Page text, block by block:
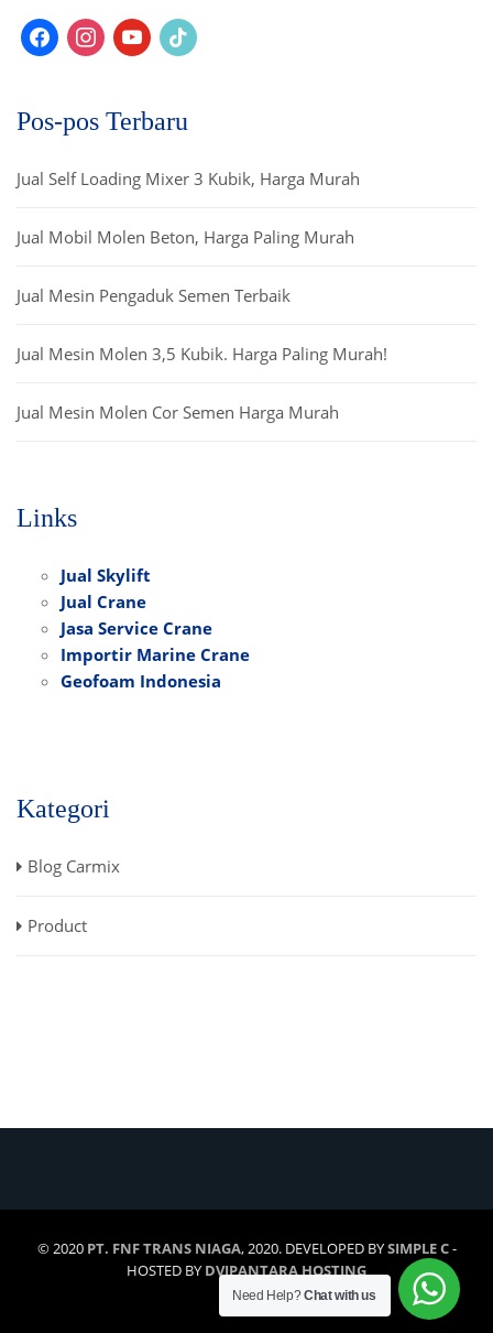
Pos-pos Terbaru
Jual Self Loading Mixer 3 Kubik, Harga Murah
Jual Mobil Molen Beton, Harga Paling Murah
Jual Mesin Pengaduk Semen Terbaik
Jual Mesin Molen 3,5 Kubik. Harga Paling Murah!
Jual Mesin Molen Cor Semen Harga Murah
Links
Jual Skylift
Jual Crane
Jasa Service Crane
Importir Marine Crane
Geofoam Indonesia
Kategori
Blog Carmix
Product
© 2020 PT. FNF TRANS NIAGA, 2020. DEVELOPED BYSIMPLE C-
HOSTED BY DVIPANTARA HOSTING
Need Help?Chat with us